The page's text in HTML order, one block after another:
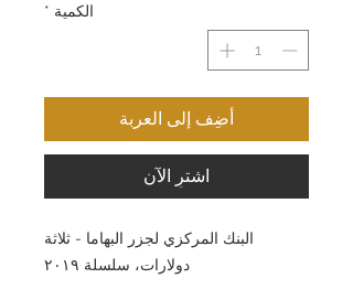
الكمية *
أضِف إلى العربة
اشترِ الآن
البنك المركزي لجزر البهاما - ثلاثة
دولارات، سلسلة ٢٠١٩